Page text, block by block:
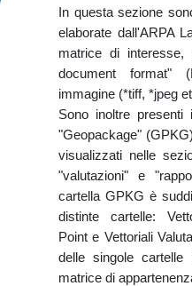
In questa sezione
elaborate dall'ARPA
matrice di interesse,
document format"
immagine (*tiff, *jpeg
Sono inoltre
"Geopackage"
visualizzati nelle
"valutazioni" e
cartella GPKG è
distinte cartelle:
Point e Vettoriali
delle singole
matrice di